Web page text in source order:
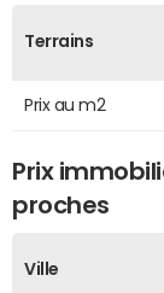
Terrains
Prix au m2
Prix
proches
Ville